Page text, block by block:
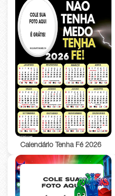
Calendário Tenha Fé 2026